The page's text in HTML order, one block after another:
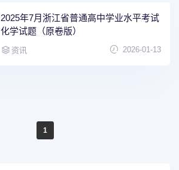
2025年7月浙江省普通高中学业水平考试
化学试题（原卷版）
资讯 2026-01-13
1